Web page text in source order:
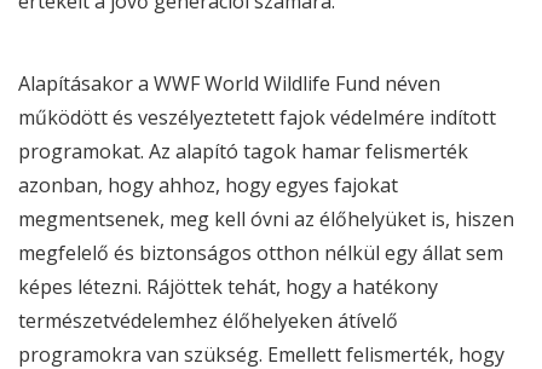
Alapításakor a WWFWorld Wildlife Fund néven
működött és veszélyeztetett fajok védelmére indított
programokat. Az alapító tagok hamar felismerték
azonban, hogy ahhoz, hogy egyes fajokat
megmentsenek, meg kell óvni az élőhelyüket is, hiszen
megfelelő és biztonságos otthon nélkül egy állat sem
képes létezni. Rájöttek tehát, hogy a hatékony
természetvédelemhez élőhelyeken átívelő
programokra van szükség. Emellett felismerték, hogy